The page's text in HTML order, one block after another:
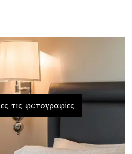
τις φωτογραφίες